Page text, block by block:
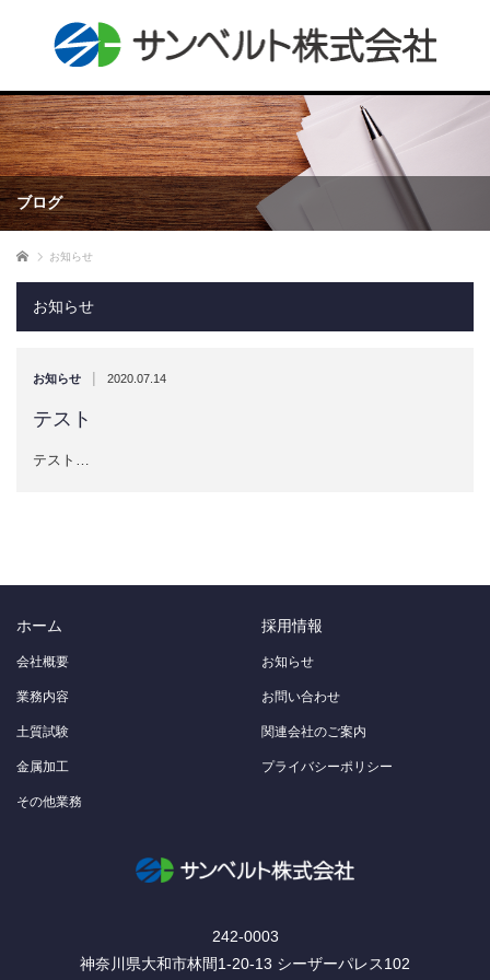
ブログ
ホーム お知らせ
お知らせ
お知らせ | 2020.07.14
テスト
テスト…
ホーム
会社概要
業務内容
土質試験
金属加工
その他業務
採用情報
お知らせ
お問い合わせ
関連会社のご案内
プライバシーポリシー
242-0003
神奈川県⼤和市林間1-20-13 シーザーパレス102